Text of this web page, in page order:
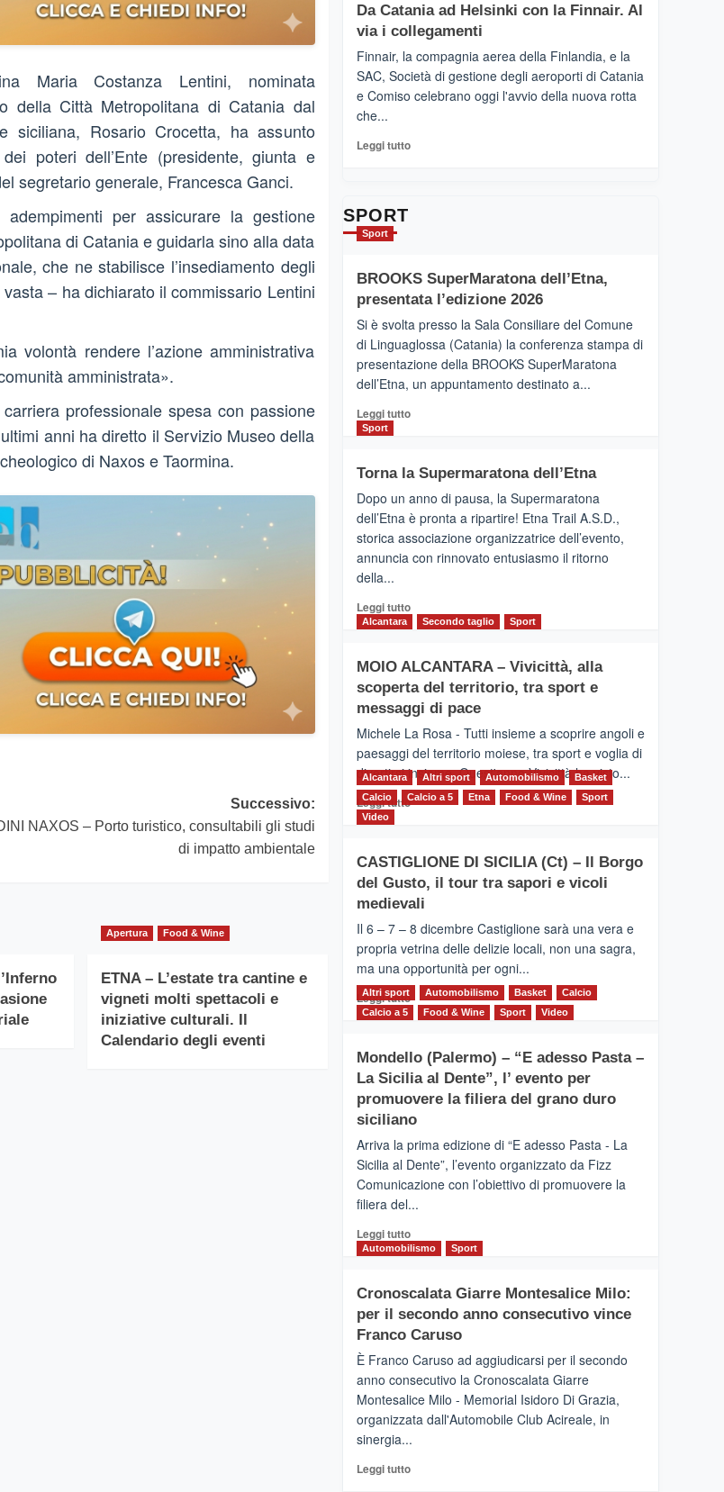
Maria Costanza Lentini, nominata
della Città Metropolitana di Catania dal
siciliana, Rosario Crocetta, ha assunto
dei poteri dell’Ente (presidente, giunta e
segretario generale, Francesca Ganci.
per assicurare la gestione
di Catania e guidarla sino alla data
che ne stabilisce l’insediamento degli
– ha dichiarato il commissario Lentini
volontà rendere l’azione amministrativa
amministrata».
professionale spesa con passione
anni ha diretto il Servizio Museo della
di Naxos e Taormina.
Successivo:
NAXOS – Porto turistico, consultabili gli studi
di impatto ambientale
Apertura Food & Wine
ETNA – L’estate tra cantine e
vigneti molti spettacoli e
iniziative culturali. Il
Calendario degli eventi
dell’enoturismo
sull’Etna
RANDAZZO
–
siamo
quasi….
pronti
dell’Etna
Da Catania ad Helsinki con la Finnair. Al
via i collegamenti
Finnair, la compagnia aerea della Finlandia, e la
SAC, Società di gestione degli aeroporti di Catania
e Comiso celebrano oggi l'avvio della nuova rotta
che...
Leggi tuttoLeggi
con
la
Al
via
i
collegamenti
SPORT
Sport
BROOKS SuperMaratona dell’Etna,
presentata l’edizione 2026
Si è svolta presso la Sala Consiliare del Comune
di Linguaglossa (Catania) la conferenza stampa di
presentazione della BROOKS SuperMaratona
dell’Etna, un appuntamento destinato a...
Leggi tuttoLeggi
BROOKS
SuperMaratona
dell’Etna,
presentata
l’edizione
2026
Sport
Torna la Supermaratona dell’Etna
Dopo un anno di pausa, la Supermaratona
dell’Etna è pronta a ripartire! Etna Trail A.S.D.,
storica associazione organizzatrice dell’evento,
annuncia con rinnovato entusiasmo il ritorno
della...
Leggi tuttoLeggi
Torna
la
Supermaratona
Alcantara Secondo taglio Sport
MOIO ALCANTARA – Vivicittà, alla
scoperta del territorio, tra sport e
messaggi di pace
Michele La Rosa - Tutti insieme a scoprire angoli e
paesaggi del territorio moiese, tra sport e voglia di
divertirsi insieme. Quest'anno Vivicittà ha visto...
Leggi tuttoLeggi
MOIO
ALCANTARA
–
alla
scoperta
del
territorio,
tra
sport
messaggi
di
Alcantara Altri sport Automobilismo
Basket
Calcio
Calcio a 5 Etna Food & Wine
Sport
Video
CASTIGLIONE DI SICILIA (Ct) – Il Borgo
del Gusto, il tour tra sapori e vicoli
medievali
Il 6 – 7 – 8 dicembre Castiglione sarà una vera e
propria vetrina delle delizie locali, non una sagra,
ma una opportunità per ogni...
Leggi tuttoLeggi
CASTIGLIONE
DI
SICILIA
(Ct)
Il
Borgo
del
tour
tra
vicoli
medievali
Altri sport Automobilismo Basket
Calcio
Calcio a 5
Food & Wine Sport Video
Mondello (Palermo) – “E adesso Pasta –
La Sicilia al Dente”, l’ evento per
promuovere la filiera del grano duro
siciliano
Arriva la prima edizione di “E adesso Pasta - La
Sicilia al Dente”, l’evento organizzato da Fizz
Comunicazione con l’obiettivo di promuovere la
filiera del...
Leggi tuttoLeggi
di
Mondello
(Palermo)
–
adesso
Pasta
–
La
Dente”,
Automobilismo Sport
Cronoscalata Giarre Montesalice Milo:
per il secondo anno consecutivo vince
Franco Caruso
È Franco Caruso ad aggiudicarsi per il secondo
anno consecutivo la Cronoscalata Giarre
Montesalice Milo - Memorial Isidoro Di Grazia,
organizzata dall'Automobile Club Acireale, in
sinergia...
Leggi tuttoLeggi